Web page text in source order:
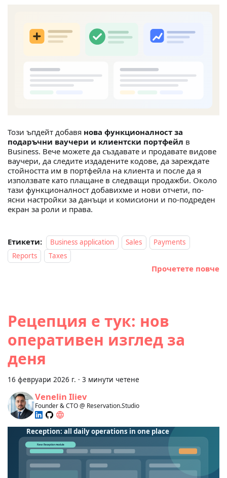
Този ъпдейт добавя нова функционалност за
подаръчни ваучери и клиентски портфейл в
Business. Вече можете да създавате и продавате видове
ваучери, да следите издадените кодове, да зареждате
стойността им в портфейла на клиента и после да я
използвате като плащане в следващи продажби. Около
тази функционалност добавихме и нови отчети, по-
ясни настройки за данъци и комисиони и по-подреден
екран за роли и права.
Етикети: Business application Sales
Payments
Reports
Taxes
Прочетете повче
Рецепция е тук: нов
оперативен изглед за
деня
16 февруари 2026 г. · 3 минути четене
Venelin Iliev
Founder & CTO @ Reservation.Studio